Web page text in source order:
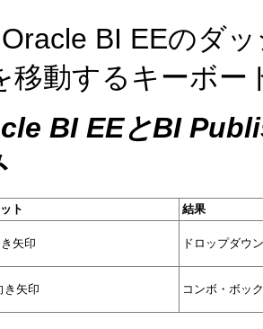
BI EEのダ
移動するキーボ
BI EEとBI
ト 結果
矢印 ドロップダウ
き矢印 コンボ・ボッ